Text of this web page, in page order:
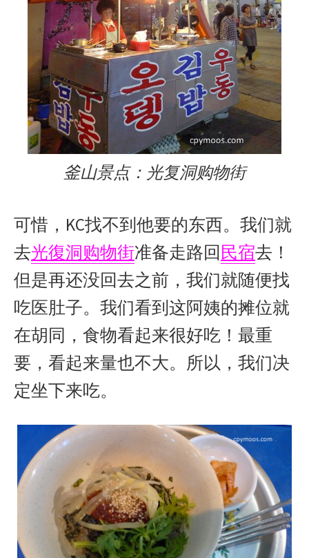
釜山景点：光复洞购物街
可惜，KC找不到他要的东西。我们就
去光復洞购物街准备走路回民宿去！
但是再还没回去之前，我们就随便找
吃医肚子。我们看到这阿姨的摊位就
在胡同，食物看起来很好吃！最重
要，看起来量也不大。所以，我们决
定坐下来吃。